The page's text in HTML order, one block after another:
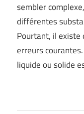
sembler
différentes
Pourtant, il existe
erreurs
liquide ou solide